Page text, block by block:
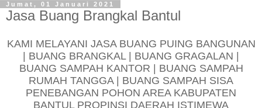
Jumat, 01 Januari 2021
Jasa Buang Brangkal Bantul
KAMI MELAYANI JASA BUANG PUING BANGUNAN
| BUANG BRANGKAL | BUANG GRAGALAN |
BUANG SAMPAH KANTOR | BUANG SAMPAH
RUMAH TANGGA | BUANG SAMPAH SISA
PENEBANGAN POHON AREA KABUPATEN
BANTUL PROPINSI DAERAH ISTIMEWA